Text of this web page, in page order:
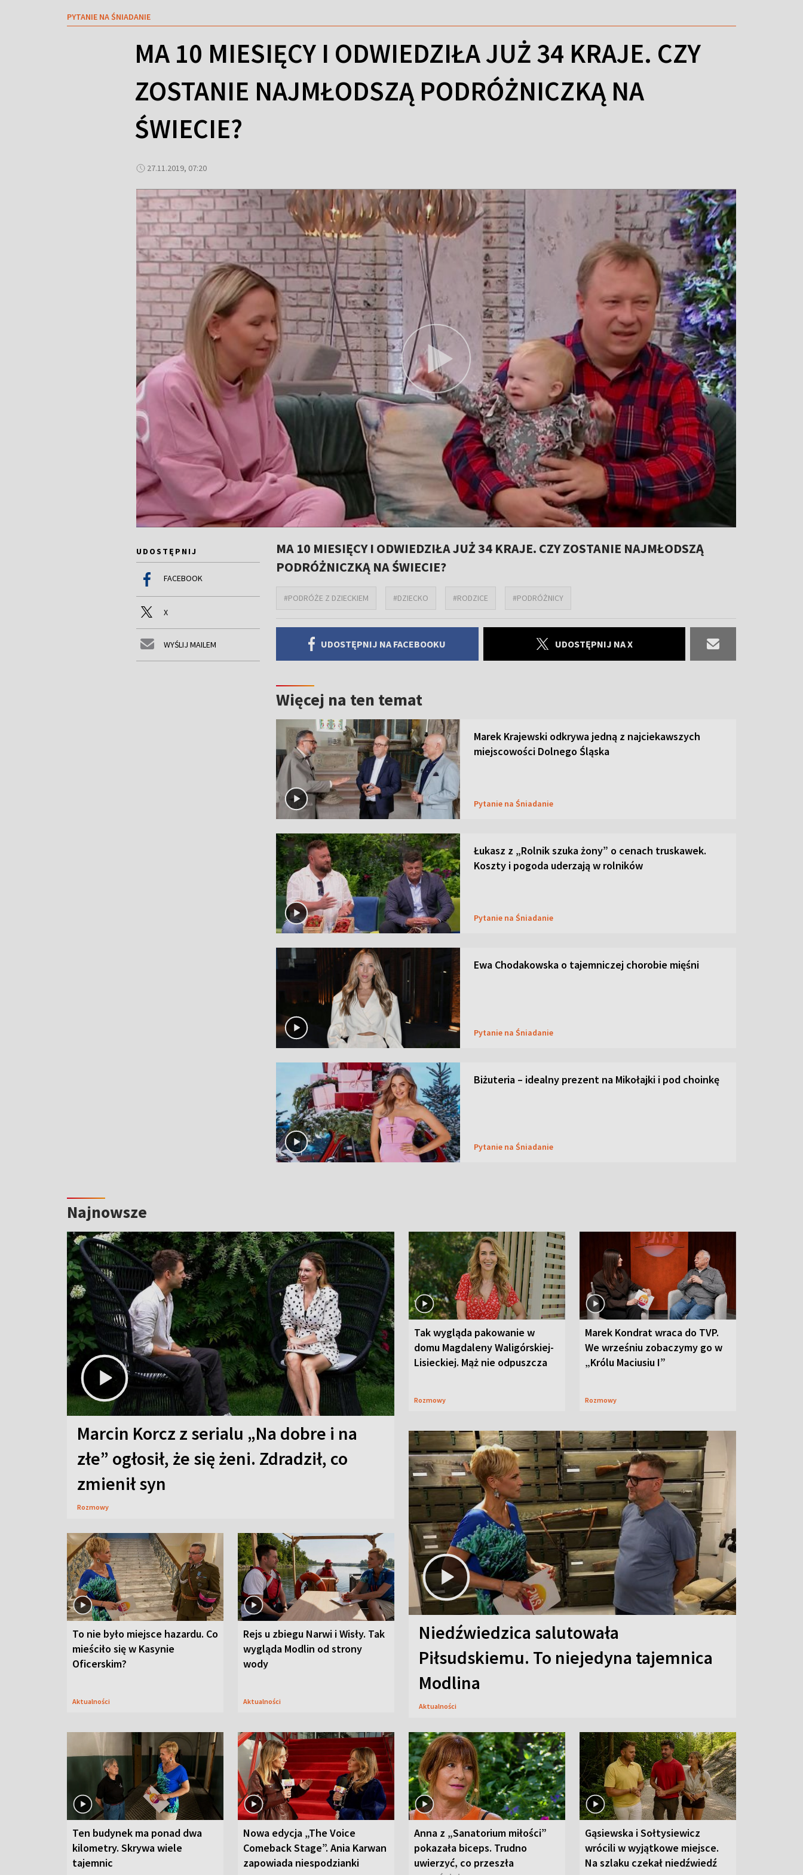
PYTANIE NA ŚNIADANIE
MA 10 MIESIĘCY I ODWIEDZIŁA JUŻ 34 KRAJE. CZY
ZOSTANIE NAJMŁODSZĄ PODRÓŻNICZKĄ NA
ŚWIECIE?
27.11.2019, 07:20
UDOSTĘPNIJ
FACEBOOK
X
WYŚLIJ MAILEM
MA 10 MIESIĘCY I ODWIEDZIŁA JUŻ 34 KRAJE. CZY ZOSTANIE NAJMŁODSZĄ
PODRÓŻNICZKĄ NA ŚWIECIE?
#PODRÓŻE Z DZIECKIEM #DZIECKO #RODZICE #PODRÓŻNICY
UDOSTĘPNIJ NA FACEBOOKU UDOSTĘPNIJ NA X
Więcej na ten temat
Marek Krajewski odkrywa jedną z najciekawszych
miejscowości Dolnego Śląska
Pytanie na Śniadanie
Łukasz z „Rolnik szuka żony” o cenach truskawek.
Koszty i pogoda uderzają w rolników
Pytanie na Śniadanie
Ewa Chodakowska o tajemniczej chorobie mięśni
Pytanie na Śniadanie
Biżuteria – idealny prezent na Mikołajki i pod choinkę
Pytanie na Śniadanie
Najnowsze
Marcin Korcz z serialu „Na dobre i na
złe” ogłosił, że się żeni. Zdradził, co
zmienił syn
Rozmowy
Tak wygląda pakowanie w
domu Magdaleny Waligórskiej-
Lisieckiej. Mąż nie odpuszcza
Rozmowy
Marek Kondrat wraca do TVP.
We wrześniu zobaczymy go w
„Królu Maciusiu I”
Rozmowy
To nie było miejsce hazardu. Co
mieściło się w Kasynie
Oficerskim?
Aktualności
Rejs u zbiegu Narwi i Wisły. Tak
wygląda Modlin od strony
wody
Aktualności
Niedźwiedzica salutowała
Piłsudskiemu. To niejedyna tajemnica
Modlina
Aktualności
Ten budynek ma ponad dwa
kilometry. Skrywa wiele
tajemnic
Nowa edycja „The Voice
Comeback Stage”. Ania Karwan
zapowiada niespodzianki
Anna z „Sanatorium miłości”
pokazała biceps. Trudno
uwierzyć, co przeszła
Gąsiewska i Sołtysiewicz
wrócili w wyjątkowe miejsce.
Na szlaku czekał niedźwiedź